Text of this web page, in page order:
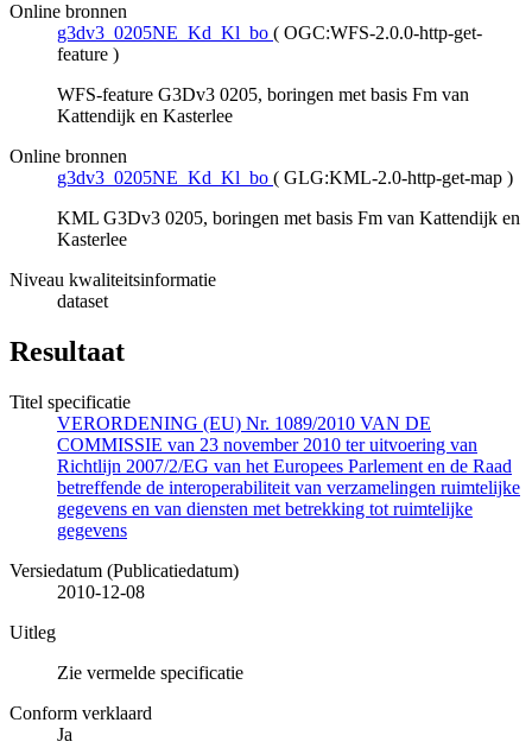
Online bronnen
g3dv3_0205NE_Kd_Kl_bo ( OGC:WFS-2.0.0-http-get-
feature )
WFS-feature G3Dv3 0205, boringen met basis Fm van
Kattendijk en Kasterlee
Online bronnen
g3dv3_0205NE_Kd_Kl_bo ( GLG:KML-2.0-http-get-map )
KML G3Dv3 0205, boringen met basis Fm van Kattendijk en
Kasterlee
Niveau kwaliteitsinformatie
dataset
Resultaat
Titel specificatie
VERORDENING (EU) Nr. 1089/2010 VAN DE
COMMISSIE van 23 november 2010 ter uitvoering van
Richtlijn 2007/2/EG van het Europees Parlement en de Raad
betreffende de interoperabiliteit van verzamelingen ruimtelijke
gegevens en van diensten met betrekking tot ruimtelijke
gegevens
Versiedatum (Publicatiedatum)
2010-12-08
Uitleg
Zie vermelde specificatie
Conform verklaard
Ja